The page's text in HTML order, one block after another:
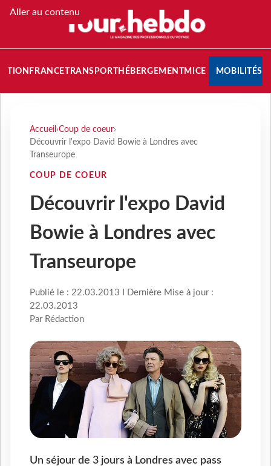
Aller au contenu
FRANCETRANSPORT HÉBERGEMENTMICE MOBILITÉS
Accueil ›Coup de coeur›
Découvrir l'expo David Bowie à Londres avec
Transeurope
COUP DE COEUR
Découvrir l'expo David
Bowie à Londres avec
Transeurope
Publié le : 22.03.2013 I Dernière Mise à jour :
22.03.2013
Par Rédaction
Un séjour de 3 jours à Londres avec pass